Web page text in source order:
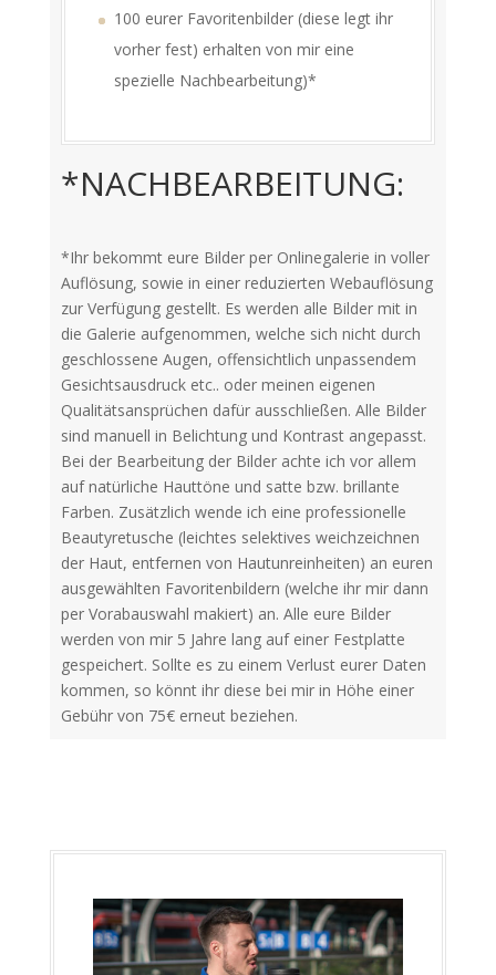
100 eurer Favoritenbilder (diese legt ihr
vorher fest) erhalten von mir eine
spezielle Nachbearbeitung)*
*NACHBEARBEITUNG:
*Ihr bekommt eure Bilder per Onlinegalerie in voller
Auflösung, sowie in einer reduzierten Webauflösung
zur Verfügung gestellt. Es werden alle Bilder mit in
die Galerie aufgenommen, welche sich nicht durch
geschlossene Augen, offensichtlich unpassendem
Gesichtsausdruck etc.. oder meinen eigenen
Qualitätsansprüchen dafür ausschließen. Alle Bilder
sind manuell in Belichtung und Kontrast angepasst.
Bei der Bearbeitung der Bilder achte ich vor allem
auf natürliche Hauttöne und satte bzw. brillante
Farben. Zusätzlich wende ich eine professionelle
Beautyretusche (leichtes selektives weichzeichnen
der Haut, entfernen von Hautunreinheiten) an euren
ausgewählten Favoritenbildern (welche ihr mir dann
per Vorabauswahl makiert) an. Alle eure Bilder
werden von mir 5 Jahre lang auf einer Festplatte
gespeichert. Sollte es zu einem Verlust eurer Daten
kommen, so könnt ihr diese bei mir in Höhe einer
Gebühr von 75€ erneut beziehen.